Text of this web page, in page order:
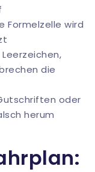
Formelzelle wird
die
oder
herum